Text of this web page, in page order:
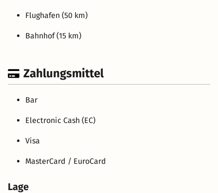
Flughafen (50 km)
Bahnhof (15 km)
Zahlungsmittel
Bar
Electronic Cash (EC)
Visa
MasterCard / EuroCard
Lage